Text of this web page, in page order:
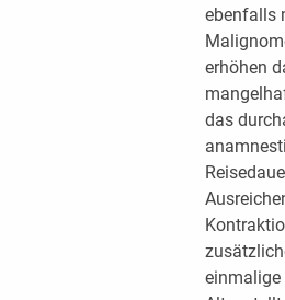
ebenfalls
erhöhen
das
einmalige